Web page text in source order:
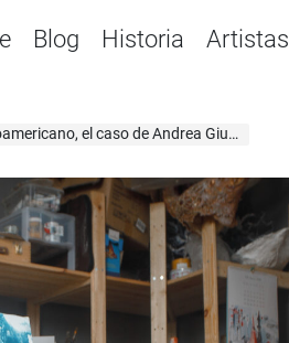
Blog Historia Artistas
el caso de Andrea Giunta